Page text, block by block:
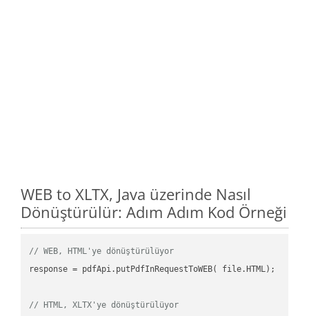
WEB to XLTX, Java üzerinde Nasıl
Dönüştürülür: Adım Adım Kod Örneği
// WEB, HTML'ye dönüştürülüyor
response = pdfApi.putPdfInRequestToWEB( file.HTML);
// HTML, XLTX'ye dönüştürülüyor